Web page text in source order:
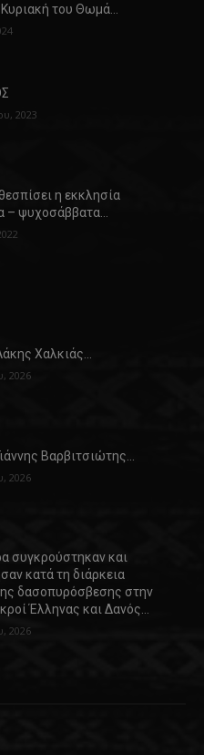
του Θωμά…
2023
η εκκλησία
– ψυχοσάββατα…
Χαλκιάς…
2026
Βαρβιτσιώτης…
2026
συγκρούστηκαν και
κατά τη διάρκεια
δασοπυρόσβεσης στην
Έλληνας και Δανός…
2026